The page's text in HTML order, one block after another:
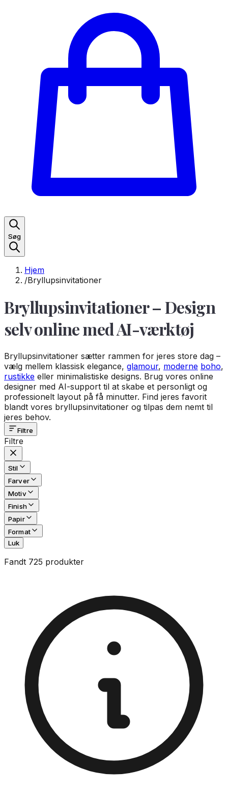
Søg
Hjem
/Bryllupsinvitationer
Bryllupsinvitationer – Design
selv online med AI-værktøj
Bryllupsinvitationer sætter rammen for jeres store dag –
vælg mellem klassisk elegance, glamour, moderne boho,
rustikke eller minimalistiske designs. Brug vores online
designer med AI-support til at skabe et personligt og
professionelt layout på få minutter. Find jeres favorit
blandt vores bryllupsinvitationer og tilpas dem nemt til
jeres behov.
Filtre
Filtre
Stil
Farver
Motiv
Finish
Papir
Format
Luk
Fandt 725 produkter